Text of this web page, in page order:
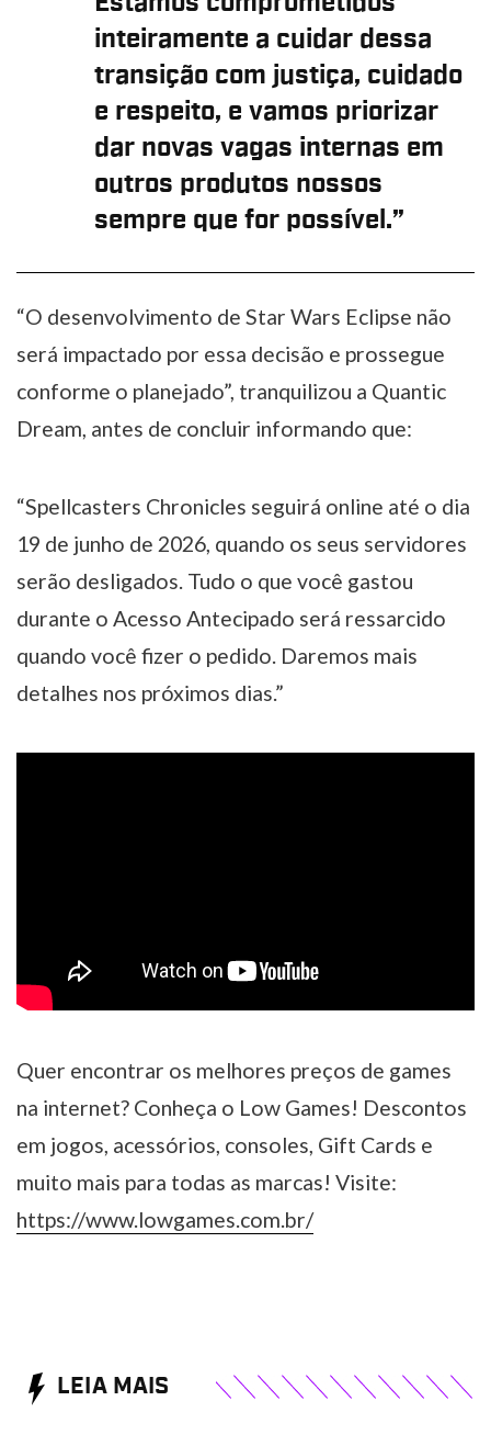
inteiramente a cuidar dessa
transição com justiça, cuidado
e respeito, e vamos priorizar
dar novas vagas internas em
outros produtos nossos
sempre que for possível.”
“O desenvolvimento de Star Wars Eclipse não
será impactado por essa decisão e prossegue
conforme o planejado”, tranquilizou a Quantic
Dream, antes de concluir informando que:
“Spellcasters Chronicles seguirá online até o dia
19 de junho de 2026, quando os seus servidores
serão desligados. Tudo o que você gastou
durante o Acesso Antecipado será ressarcido
quando você fizer o pedido. Daremos mais
detalhes nos próximos dias.”
Quer encontrar os melhores preços de games
na internet? Conheça o Low Games! Descontos
em jogos, acessórios, consoles, Gift Cards e
muito mais para todas as marcas! Visite:
https://www.lowgames.com.br/
LEIA MAIS